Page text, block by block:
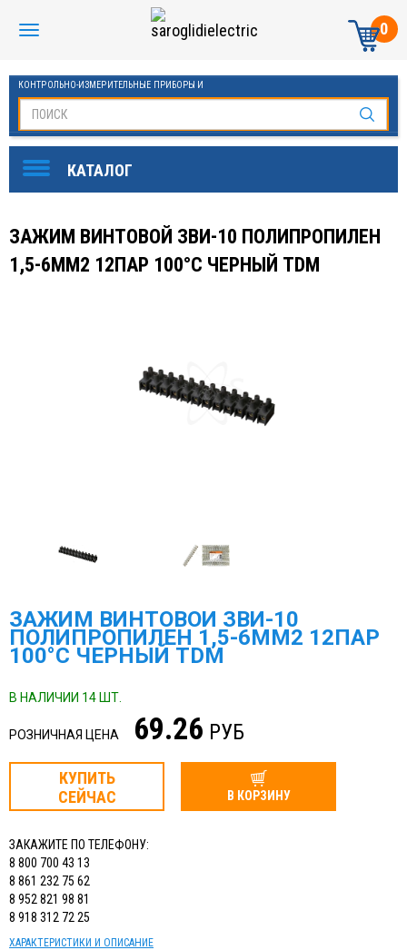
0
КОНТРОЛЬНО-ИЗМЕРИТЕЛЬНЫЕ ПРИБОРЫ И
ЗАЖИМ ВИНТОВОЙ ЗВИ-10 ПОЛИПРОПИЛЕН
1,5-6ММ2 12ПАР 100°С ЧЕРНЫЙ TDM
ЗАЖИМ ВИНТОВОЙ ЗВИ-10
ПОЛИПРОПИЛЕН 1,5-6ММ2 12ПАР
100°С ЧЕРНЫЙ TDM
В НАЛИЧИИ 14 ШТ.
РОЗНИЧНАЯ ЦЕНА 69.26 РУБ
КУПИТЬ
СЕЙЧАС
В КОРЗИНУ
ЗАКАЖИТЕ ПО ТЕЛЕФОНУ:
8 800 700 43 13
8 861 232 75 62
8 952 821 98 81
8 918 312 72 25
ХАРАКТЕРИСТИКИ И ОПИСАНИЕ